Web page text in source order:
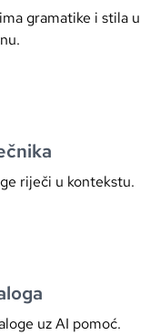
gramatike i stila u
riječi u kontekstu.
uz AI pomoć.